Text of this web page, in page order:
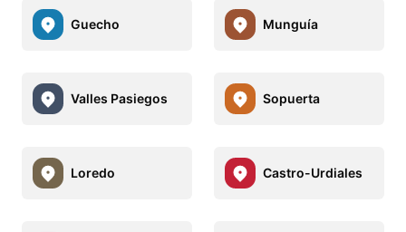
Guecho Munguía
Valles Pasiegos Sopuerta
Loredo Castro-Urdiales